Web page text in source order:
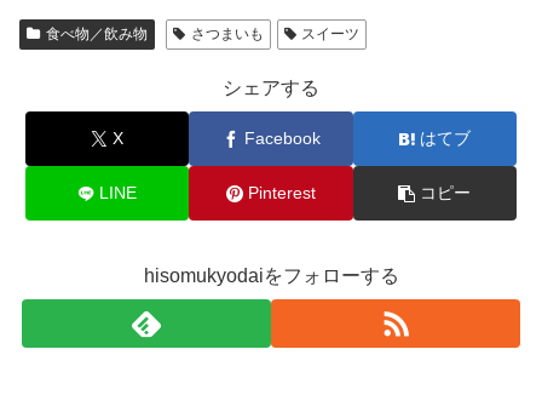
食べ物／飲み物 さつまいも スイーツ
シェアする
X Facebook はてブ
LINE Pinterest コピー
hisomukyodaiをフォローする